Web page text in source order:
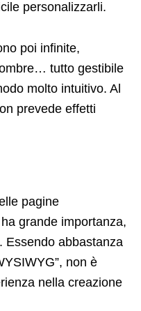
personalizzarli.
poi infinite,
tutto gestibile
molto intuitivo. Al
prevede effetti
pagine
grande importanza,
Essendo abbastanza
non è
nella creazione